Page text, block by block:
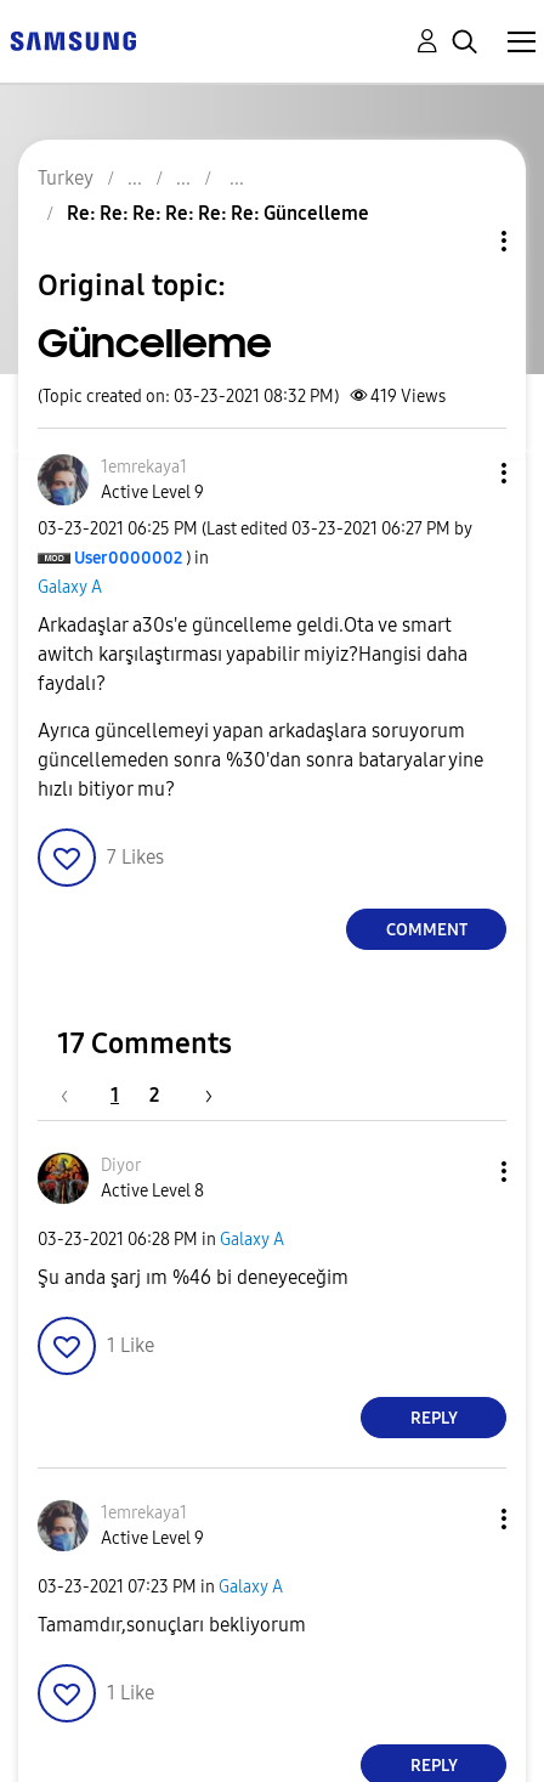
Turkey
Re: Re: Re: Re: Re: Re: Güncelleme
Original topic:
Güncelleme
(Topic created on: 03-23-2021 08:32 PM) 419 Views
1emrekaya1
Active Level 9
‎03-23-2021 06:25 PM (Last edited ‎03-23-2021 06:27 PM by
User0000002 ) in
Galaxy A
Arkadaşlar a30s'e güncelleme geldi.Ota ve smart
awitch karşılaştırması yapabilir miyiz?Hangisi daha
faydalı?
Ayrıca güncellemeyi yapan arkadaşlara soruyorum
güncellemeden sonra %30'dan sonra bataryalar yine
hızlı bitiyor mu?
7 Likes
COMMENT
17 Comments
1 2
Diyor
Active Level 8
‎03-23-2021 06:28 PM in Galaxy A
Şu anda şarj ım %46 bi deneyeceğim
1 Like
REPLY
1emrekaya1
Active Level 9
‎03-23-2021 07:23 PM in Galaxy A
Tamamdır,sonuçları bekliyorum
1 Like
REPLY